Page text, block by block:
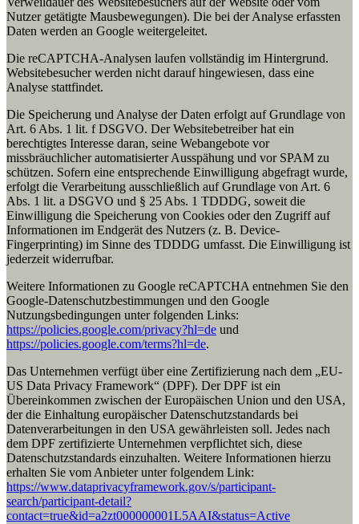
Nutzer getätigte Mausbewegungen). Die bei der Analyse erfassten
Daten werden an Google weitergeleitet.
Die reCAPTCHA-Analysen laufen vollständig im Hintergrund.
Websitebesucher werden nicht darauf hingewiesen, dass eine
Analyse stattfindet.
Die Speicherung und Analyse der Daten erfolgt auf Grundlage von
Art. 6 Abs. 1 lit. f DSGVO. Der Websitebetreiber hat ein
berechtigtes Interesse daran, seine Webangebote vor
missbräuchlicher automatisierter Ausspähung und vor SPAM zu
schützen. Sofern eine entsprechende Einwilligung abgefragt wurde,
erfolgt die Verarbeitung ausschließlich auf Grundlage von Art. 6
Abs. 1 lit. a DSGVO und § 25 Abs. 1 TDDDG, soweit die
Einwilligung die Speicherung von Cookies oder den Zugriff auf
Informationen im Endgerät des Nutzers (z. B. Device-
Fingerprinting) im Sinne des TDDDG umfasst. Die Einwilligung ist
jederzeit widerrufbar.
Weitere Informationen zu Google reCAPTCHA entnehmen Sie den
Google-Datenschutzbestimmungen und den Google
Nutzungsbedingungen unter folgenden Links:
https://policies.google.com/privacy?hl=de und
https://policies.google.com/terms?hl=de.
Das Unternehmen verfügt über eine Zertifizierung nach dem „EU-
US Data Privacy Framework“ (DPF). Der DPF ist ein
Übereinkommen zwischen der Europäischen Union und den USA,
der die Einhaltung europäischer Datenschutzstandards bei
Datenverarbeitungen in den USA gewährleisten soll. Jedes nach
dem DPF zertifizierte Unternehmen verpflichtet sich, diese
Datenschutzstandards einzuhalten. Weitere Informationen hierzu
erhalten Sie vom Anbieter unter folgendem Link:
https://www.dataprivacyframework.gov/s/participant-
search/participant-detail?
contact=true&id=a2zt000000001L5AAI&status=Active